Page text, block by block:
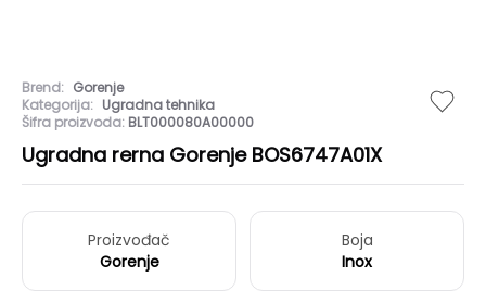
Brend: Gorenje
Kategorija: Ugradna tehnika
Šifra proizvoda: BLT000080A00000
Ugradna rerna Gorenje BOS6747A01X
Proizvođač
Gorenje
Boja
Inox